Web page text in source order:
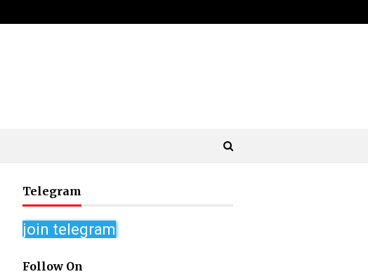
Telegram
join telegram
Follow On